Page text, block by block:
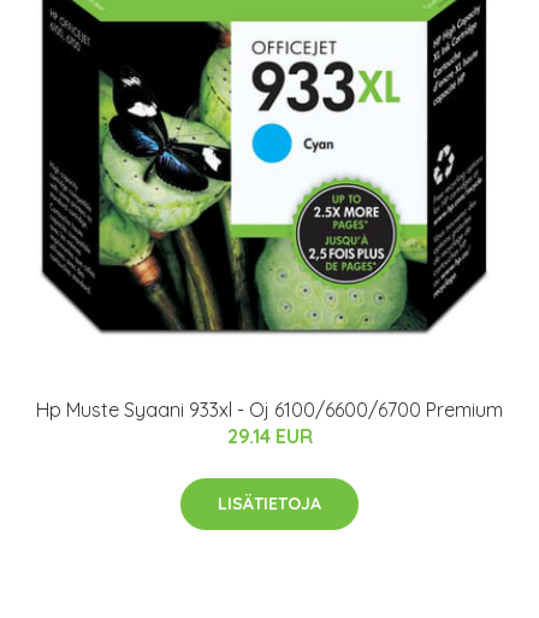
Hp Muste Syaani 933xl - Oj 6100/6600/6700 Premium
29.14 EUR
LISÄTIETOJA